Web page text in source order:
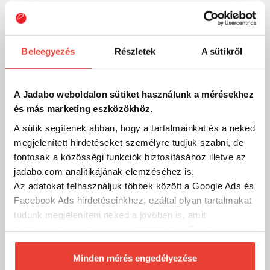
Beleegyezés Részletek A sütikről
A Jadabo weboldalon sütiket használunk a mérésekhez
és más marketing eszközökhöz.
A sütik segítenek abban, hogy a tartalmainkat és a neked
megjelenített hirdetéseket személyre tudjuk szabni, de
fontosak a közösségi funkciók biztosításához illetve az
jadabo.com analitikájának elemzéséhez is.
Az adatokat felhasználjuk többek között a Google Ads és
Facebook Ads hirdetéseinkhez, ezáltal olyan tartalmakat
tudunk megjeleníteni neked a jövőben is, amit
biztosításához arra kérünk, hogy engedd meg
számunkra minden mérés használatát.
Minden mérés engedélyezése
-20%
Gunki Boomer 21g Signal Frog chatterbait